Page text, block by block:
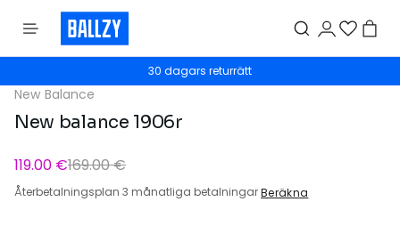
30 dagars returrätt
New Balance
New balance 1906r
119.00 €169.00 €
Återbetalningsplan 3 månatliga betalningarBeräkna